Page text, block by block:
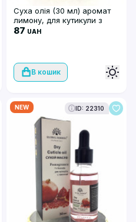
Суха олія (30 мл) аромат
лимону, для кутикули з
піпеткою, Global Fashion
87 UAH
В кошик
NEW ID: 22310